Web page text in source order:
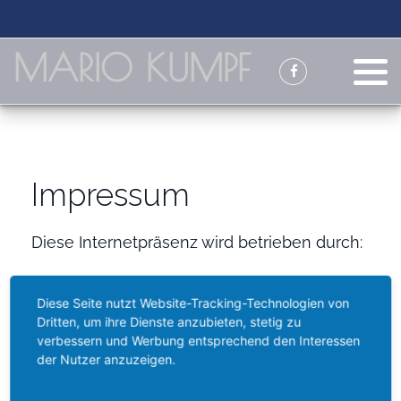
MARIO KUMPF
Impressum
Diese Internetpräsenz wird betrieben durch:
Postanschrift:
Mittelstraße 17
Diese Seite nutzt Website-Tracking-Technologien von
Dritten, um ihre Dienste anzubieten, stetig zu
verbessern und Werbung entsprechend den Interessen
der Nutzer anzuzeigen.